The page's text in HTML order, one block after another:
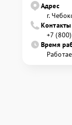
Адрес
г.
Контакты
+7
Время